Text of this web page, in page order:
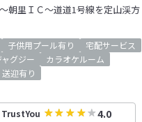
朝里ＩＣ～道道1号線を定山渓方
子供用プール有り
宅配サービス
ャグジー
カラオケルーム
送迎有り
TrustYou 4.0